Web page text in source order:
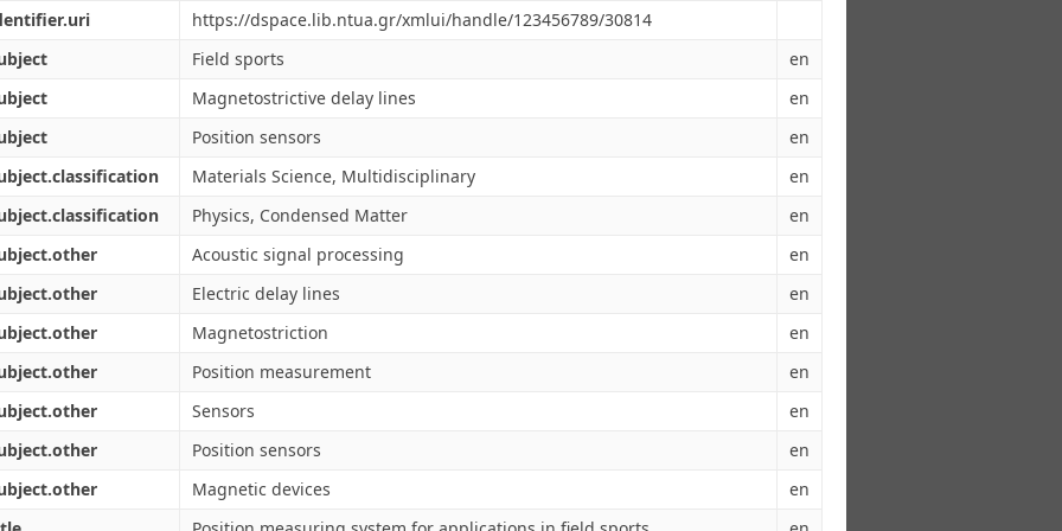
https://dspace.lib.ntua.gr/xmlui/handle/123456789/30814
Field sports
en
Magnetostrictive delay lines
en
Position sensors
en
Materials Science, Multidisciplinary
en
Physics, Condensed Matter
en
Acoustic signal processing
en
Electric delay lines
en
Magnetostriction
en
Position measurement
en
Sensors
en
Position sensors
en
Magnetic devices
en